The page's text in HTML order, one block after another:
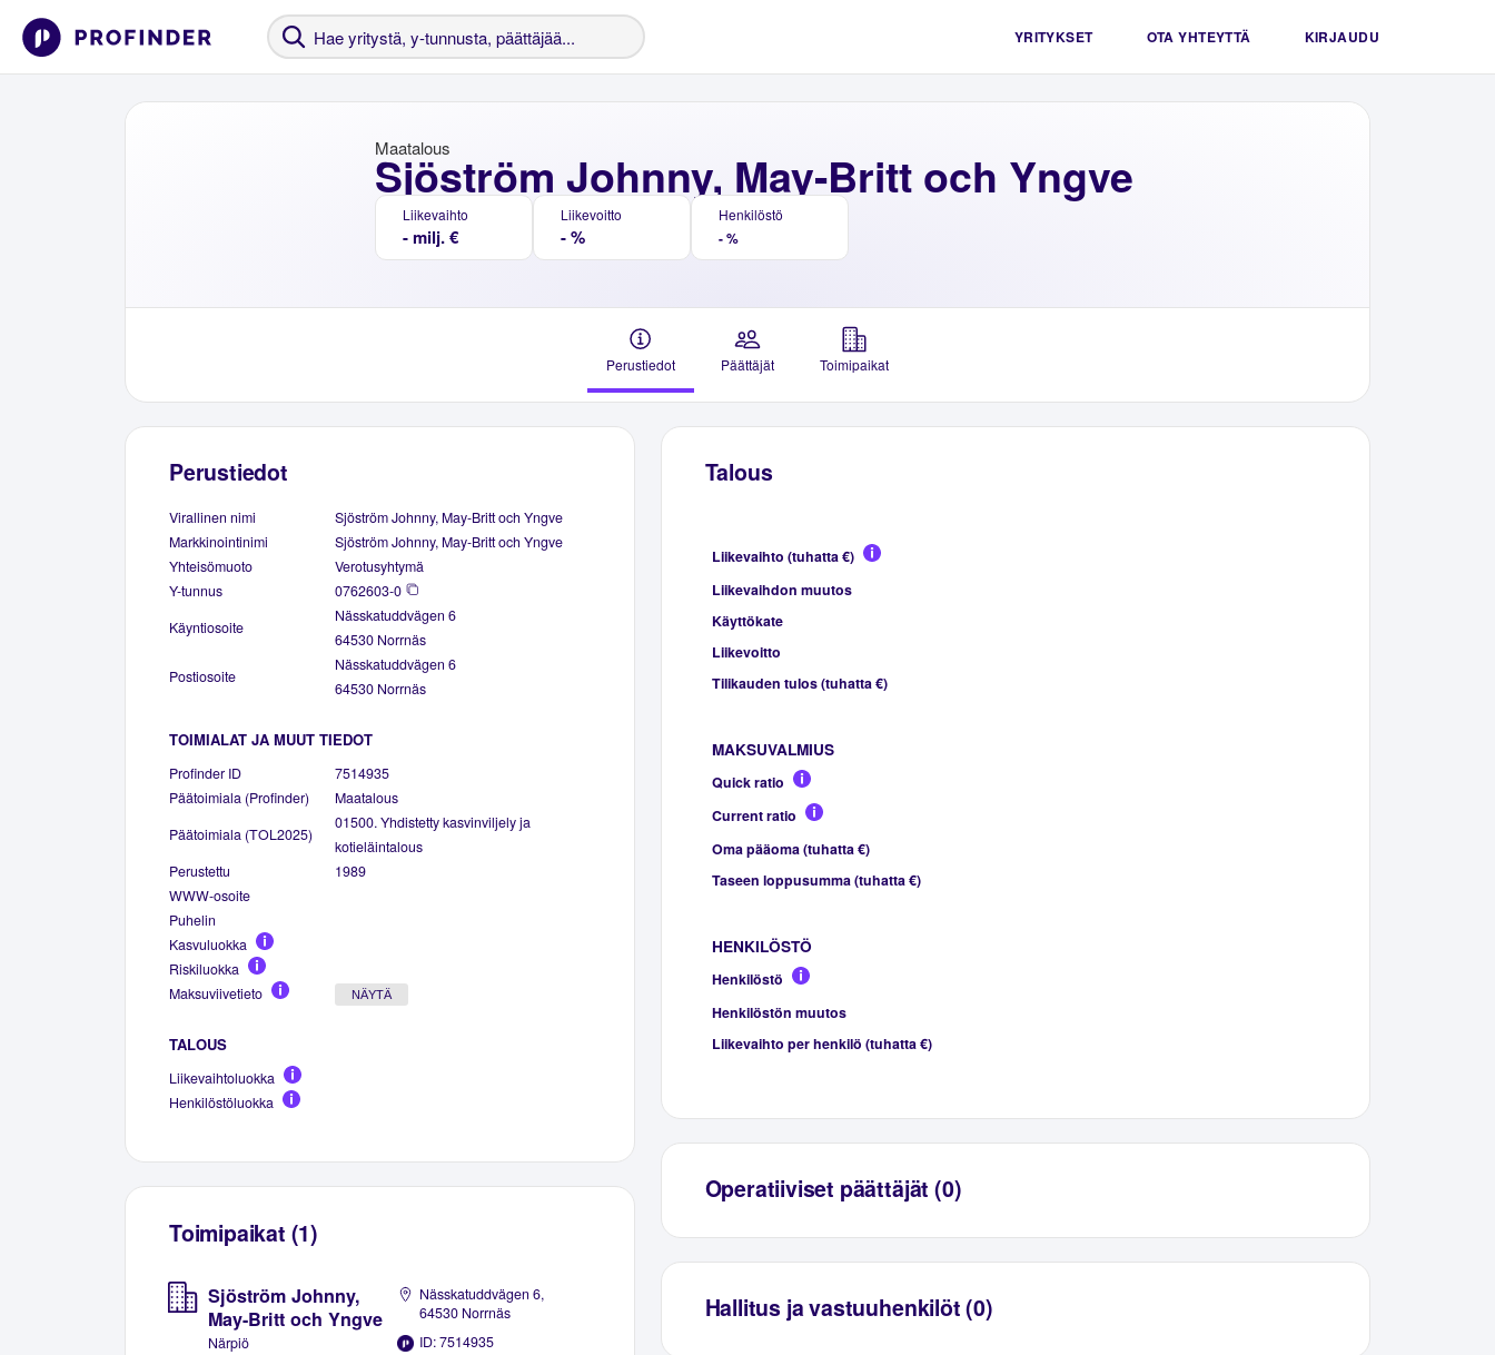
YRITYKSET OTA YHTEYTTÄ KIRJAUDU
Sjöström Johnny, May-Britt och Yngve
Maatalous
Liikevaihto
- milj. €
Liikevoitto
- %
Henkilöstö
- %
Perustiedot Päättäjät Toimipaikat
Perustiedot
Virallinen nimi
Sjöström Johnny, May-Britt och Yngve
Markkinointinimi
Sjöström Johnny, May-Britt och Yngve
Yhteisömuoto
Verotusyhtymä
Y-tunnus
0762603-0
Käyntiosoite
Nässkatuddvägen 6
64530 Norrnäs
Postiosoite
Nässkatuddvägen 6
64530 Norrnäs
TOIMIALAT JA MUUT TIEDOT
Profinder ID
7514935
Päätoimiala (Profinder)
Maatalous
Päätoimiala (TOL2025)
01500. Yhdistetty kasvinviljely ja
kotieläintalous
Perustettu
1989
WWW-osoite
Puhelin
Kasvuluokka
Riskiluokka
Maksuviivetieto
NÄYTÄ
TALOUS
Liikevaihtoluokka
Henkilöstöluokka
Toimipaikat (1)
Sjöström Johnny,
May-Britt och Yngve
Närpiö
Nässkatuddvägen 6,
64530 Norrnäs
ID: 7514935
Talous
Liikevaihto (tuhatta €)
Liikevaihdon muutos
Käyttökate
Liikevoitto
Tilikauden tulos (tuhatta €)
MAKSUVALMIUS
Quick ratio
Current ratio
Oma pääoma (tuhatta €)
Taseen loppusumma (tuhatta €)
HENKILÖSTÖ
Henkilöstö
Henkilöstön muutos
Liikevaihto per henkilö (tuhatta €)
Operatiiviset päättäjät (0)
Hallitus ja vastuuhenkilöt (0)